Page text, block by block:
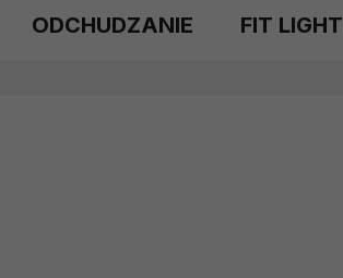
ODCHUDZANIE FIT LIGHT